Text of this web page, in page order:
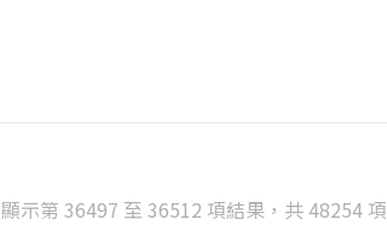
顯示第 36497 至 36512 項結果，共 48254 項